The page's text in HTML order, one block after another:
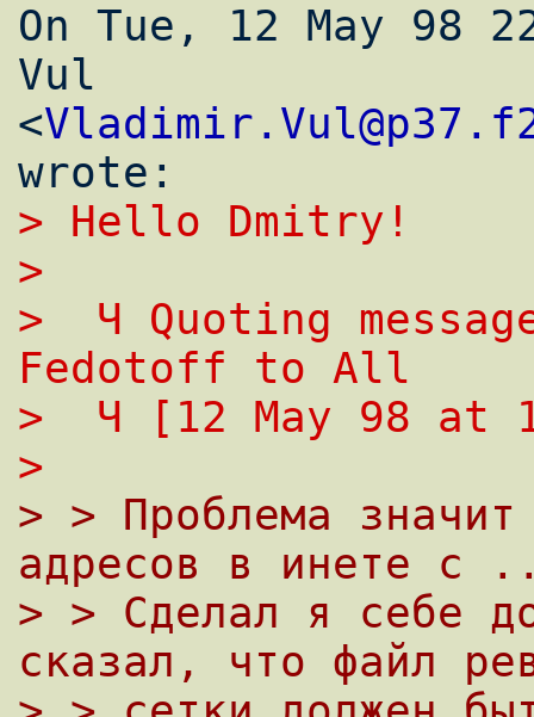
On Tue, 12 May 98
Vul
<
> Hello Dmitry!
>
>  Ч Quoting
Fedotoff to All
>  Ч [12 May 98 at
>
> > Проблема
адресов в инете с
> > Сделал я себе
сказал, что файл